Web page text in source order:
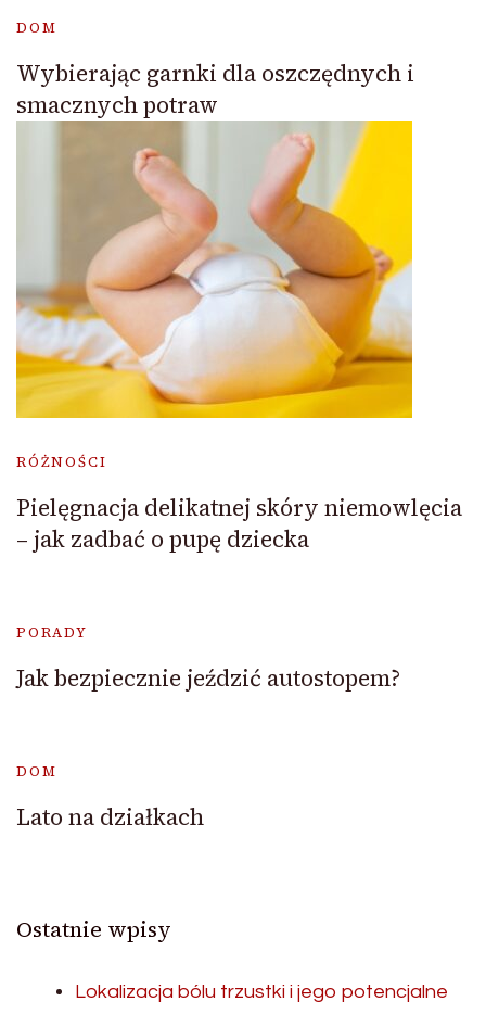
DOM
Wybierając garnki dla oszczędnych i
smacznych potraw
RÓŻNOŚCI
Pielęgnacja delikatnej skóry niemowlęcia
– jak zadbać o pupę dziecka
PORADY
Jak bezpiecznie jeździć autostopem?
DOM
Lato na działkach
Ostatnie wpisy
Lokalizacja bólu trzustki i jego potencjalne